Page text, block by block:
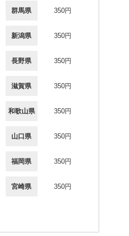
群馬県 350円
新潟県 350円
長野県 350円
滋賀県 350円
和歌山県 350円
山口県 350円
福岡県 350円
宮崎県 350円